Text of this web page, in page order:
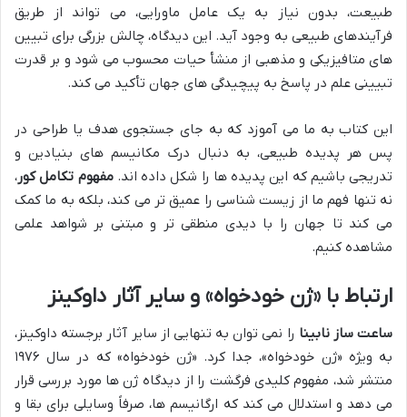
طبیعت، بدون نیاز به یک عامل ماورایی، می تواند از طریق
فرآیندهای طبیعی به وجود آید. این دیدگاه، چالش بزرگی برای تبیین
های متافیزیکی و مذهبی از منشأ حیات محسوب می شود و بر قدرت
تبیینی علم در پاسخ به پیچیدگی های جهان تأکید می کند.
این کتاب به ما می آموزد که به جای جستجوی هدف یا طراحی در
پس هر پدیده طبیعی، به دنبال درک مکانیسم های بنیادین و
تدریجی باشیم که این پدیده ها را شکل داده اند.مفهوم تکامل کور،
نه تنها فهم ما از زیست شناسی را عمیق تر می کند، بلکه به ما کمک
می کند تا جهان را با دیدی منطقی تر و مبتنی بر شواهد علمی
مشاهده کنیم.
ارتباط با «ژن خودخواه» و سایر آثار داوکینز
ساعت ساز نابینا را نمی توان به تنهایی از سایر آثار برجسته داوکینز،
به ویژه «ژن خودخواه»، جدا کرد. «ژن خودخواه» که در سال ۱۹۷۶
منتشر شد، مفهوم کلیدی فرگشت را از دیدگاه ژن ها مورد بررسی قرار
می دهد و استدلال می کند که ارگانیسم ها، صرفاً وسایلی برای بقا و